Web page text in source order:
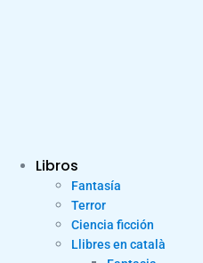
Libros
Fantasía
Terror
Ciencia ficción
Llibres en català